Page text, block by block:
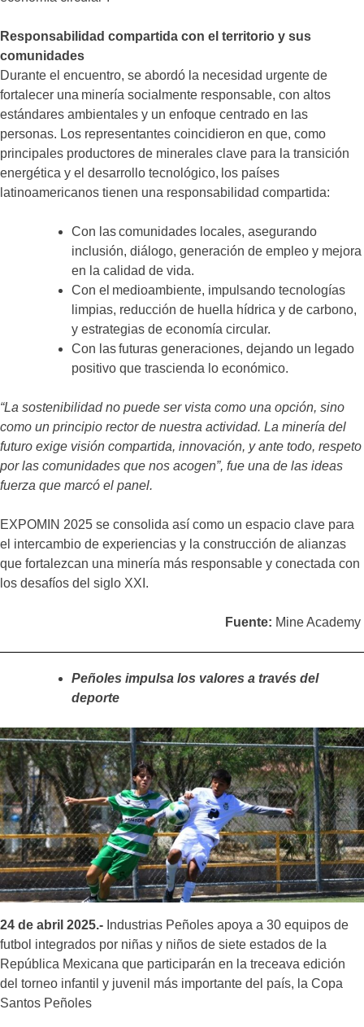
Responsabilidad compartida con el territorio y sus
comunidades
Durante el encuentro, se abordó la necesidad urgente de
fortalecer una minería socialmente responsable, con altos
estándares ambientales y un enfoque centrado en las
personas. Los representantes coincidieron en que, como
principales productores de minerales clave para la transición
energética y el desarrollo tecnológico, los países
latinoamericanos tienen una responsabilidad compartida:
Con las comunidades locales, asegurando
inclusión, diálogo, generación de empleo y mejora
en la calidad de vida.
Con el medioambiente, impulsando tecnologías
limpias, reducción de huella hídrica y de carbono,
y estrategias de economía circular.
Con las futuras generaciones, dejando un legado
positivo que trascienda lo económico.
“La sostenibilidad no puede ser vista como una opción, sino
como un principio rector de nuestra actividad. La minería del
futuro exige visión compartida, innovación, y ante todo, respeto
por las comunidades que nos acogen”, fue una de las ideas
fuerza que marcó el panel.
EXPOMIN 2025 se consolida así como un espacio clave para
el intercambio de experiencias y la construcción de alianzas
que fortalezcan una minería más responsable y conectada con
los desafíos del siglo XXI.
Fuente: Mine Academy
Peñoles impulsa los valores a través del
deporte
24 de abril 2025.- Industrias Peñoles apoya a 30 equipos de
futbol integrados por niñas y niños de siete estados de la
República Mexicana que participarán en la treceava edición
del torneo infantil y juvenil más importante del país, la Copa
Santos Peñoles